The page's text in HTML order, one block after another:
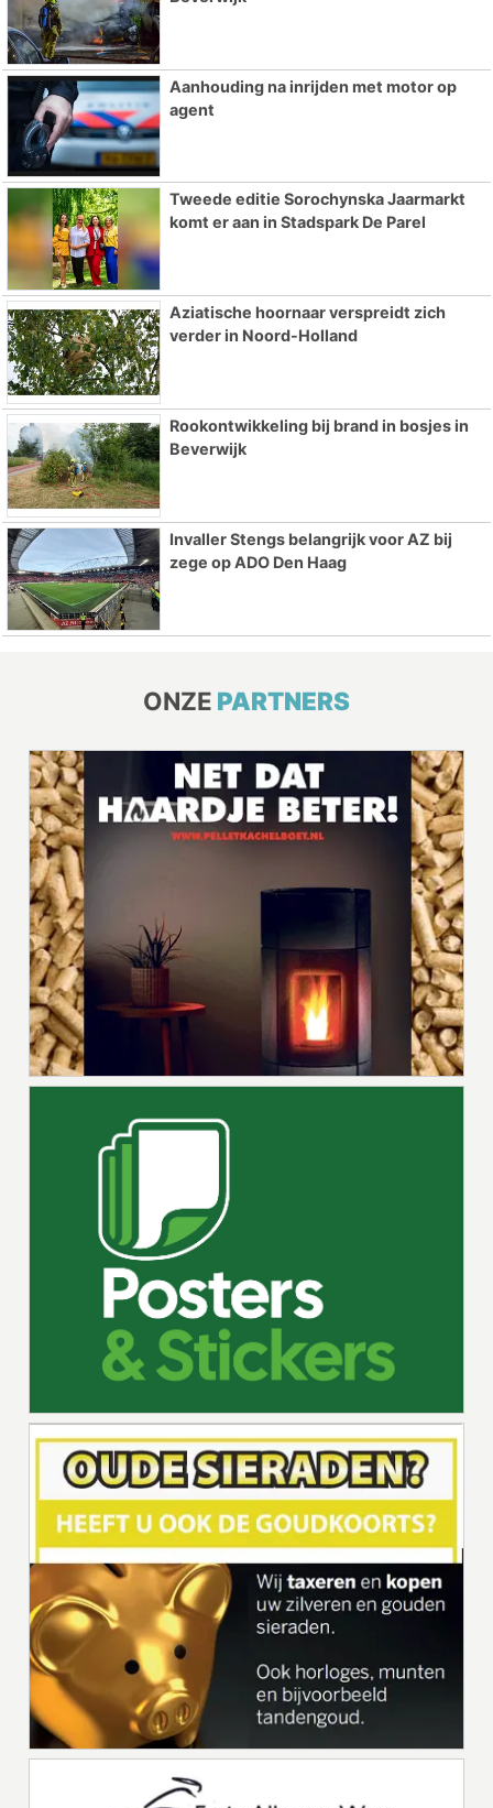
Aanhouding na inrijden met motor op
agent
Tweede editie Sorochynska Jaarmarkt
komt er aan in Stadspark De Parel
Aziatische hoornaar verspreidt zich
verder in Noord-Holland
Rookontwikkeling bij brand in bosjes in
Beverwijk
Invaller Stengs belangrijk voor AZ bij
zege op ADO Den Haag
ONZE PARTNERS